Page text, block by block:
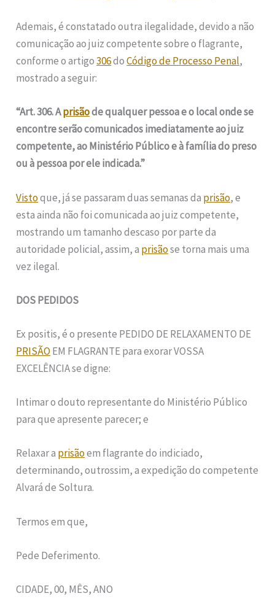
Ademais, é constatado outra ilegalidade, devido a não
comunicação ao juiz competente sobre o flagrante,
conforme o artigo306doCódigo de Processo Penal,
mostrado a seguir:
“Art. 306. Aprisãode qualquer pessoa e o local onde se
encontre serão comunicados imediatamente ao juiz
competente, ao Ministério Público e à família do preso
ou à pessoa por ele indicada.”
Vistoque, já se passaram duas semanas da prisão, e
esta ainda não foi comunicada ao juiz competente,
mostrando um tamanho descaso por parte da
autoridade policial, assim, a prisãose torna mais uma
vez ilegal.
DOS PEDIDOS
Ex positis, é o presente PEDIDO DE RELAXAMENTO DE
PRISÃO EM FLAGRANTE para exorar VOSSA
EXCELÊNCIA se digne:
Intimar o douto representante do Ministério Público
para que apresente parecer; e
Relaxar a prisãoem flagrante do indiciado,
determinando, outrossim, a expedição do competente
Alvará de Soltura.
Termos em que,
Pede Deferimento.
CIDADE, 00, MÊS, ANO